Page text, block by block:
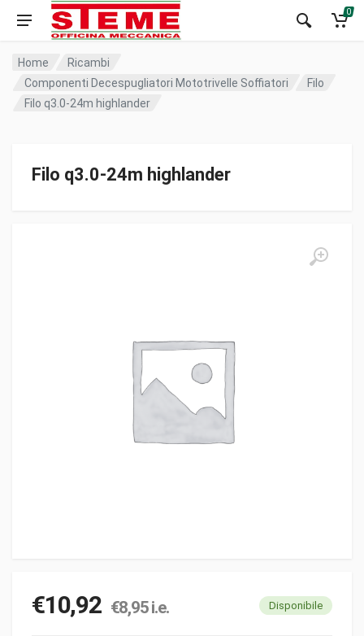
0
Home
Ricambi
Componenti Decespugliatori Mototrivelle Soffiatori
Filo
Filo q3.0-24m highlander
Filo q3.0-24m highlander
€10,92 €8,95i.e. Disponibile